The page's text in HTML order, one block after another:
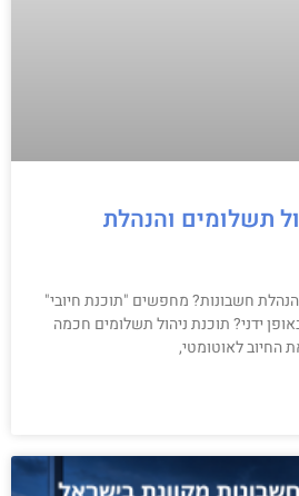
תשלומים והנהלת
חשבונות? מחפשים "תוכנת חיובי"
ידני? תוכנת ניהול תשלומים חכמה
החיוב לאוטומטי,